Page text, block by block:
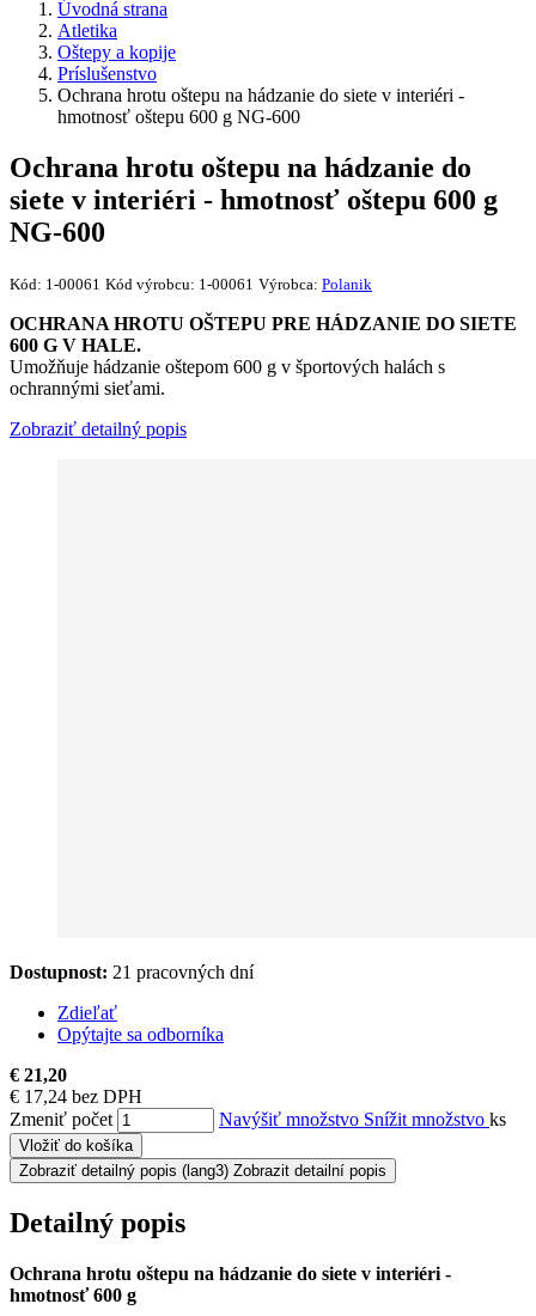
Úvodná strana
Atletika
Oštepy a kopije
Príslušenstvo
Ochrana hrotu oštepu na hádzanie do siete v interiéri -
hmotnosť oštepu 600 g NG-600
Ochrana hrotu oštepu na hádzanie do
siete v interiéri - hmotnosť oštepu 600 g
NG-600
Kód: 1-00061 Kód výrobcu: 1-00061 Výrobca: Polanik
OCHRANA HROTU OŠTEPU PRE HÁDZANIE DO SIETE
600 G V HALE.
Umožňuje hádzanie oštepom 600 g v športových halách s
ochrannými sieťami.
Zobraziť detailný popis
Dostupnost: 21 pracovných dní
Zdieľať
Opýtajte sa odborníka
€ 21,20
€ 17,24 bez DPH
Zmeniť počet
Navýšiť množstvo Snížit množstvo ks
Vložiť do košíka
Zobraziť detailný popis (lang3) Zobrazit detailní popis
Detailný popis
Ochrana hrotu oštepu na hádzanie do siete v interiéri -
hmotnosť 600 g